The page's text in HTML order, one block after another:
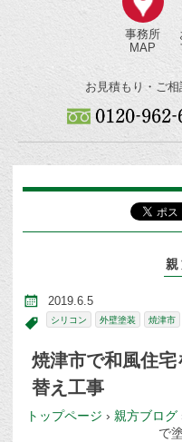
事務所
MAP
お見積もり・ご相
2019.6.5
シリコン 外壁塗装 焼津市
焼津市で和風住宅
替え工事
トップページ › 親方ブログ
で